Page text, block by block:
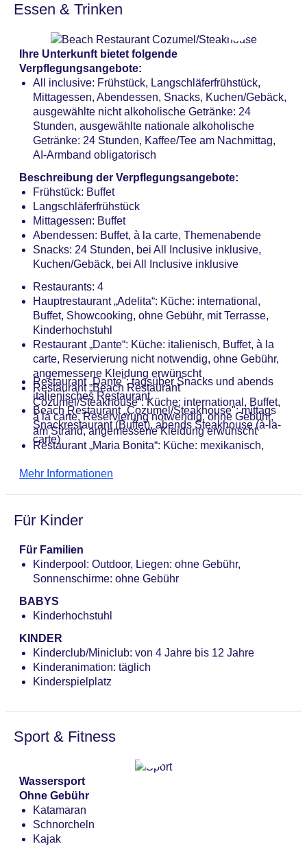
Essen & Trinken
Ihre Unterkunft bietet folgende
Verpflegungsangebote:
All inclusive: Frühstück, Langschläferfrühstück,
Mittagessen, Abendessen, Snacks, Kuchen/Gebäck,
ausgewählte nicht alkoholische Getränke: 24
Stunden, ausgewählte nationale alkoholische
Getränke: 24 Stunden, Kaffee/Tee am Nachmittag,
AI-Armband obligatorisch
Beschreibung der Verpflegungsangebote:
Frühstück: Buffet
Langschläferfrühstück
Mittagessen: Buffet
Abendessen: Buffet, à la carte, Themenabende
Snacks: 24 Stunden, bei All Inclusive inklusive,
Kuchen/Gebäck, bei All Inclusive inklusive
Restaurants: 4
Hauptrestaurant „Adelita“: Küche: international,
Buffet, Showcooking, ohne Gebühr, mit Terrasse,
Kinderhochstuhl
Restaurant „Dante“: Küche: italienisch, Buffet, à la
carte, Reservierung nicht notwendig, ohne Gebühr,
angemessene Kleidung erwünscht
Restaurant „Beach Restaurant
Cozumel/Steakhouse“: Küche: international, Buffet,
à la carte, Reservierung notwendig, ohne Gebühr,
am Strand, angemessene Kleidung erwünscht
Restaurant „Maria Bonita“: Küche: mexikanisch,
ohne Gebühr, angemessene Kleidung erwünscht
Bar „BeachClub Cozumel“: ohne Gebühr
Restaurant „Dante": tagsüber Snacks und abends
italienisches Restaurant
Beach Restaurant „Cozumel/Steakhouse": mittags
Snackrestaurant (Buffet), abends Steakhouse (à-la-
carte)
Mehr Informationen
Für Kinder
Für Familien
Kinderpool: Outdoor, Liegen: ohne Gebühr,
Sonnenschirme: ohne Gebühr
BABYS
Kinderhochstuhl
KINDER
Kinderclub/Miniclub: von 4 Jahre bis 12 Jahre
Kinderanimation: täglich
Kinderspielplatz
Sport & Fitness
Wassersport
Ohne Gebühr
Katamaran
Schnorcheln
Kajak